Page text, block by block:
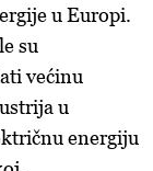
u Europi.
su
većinu
u
energiju